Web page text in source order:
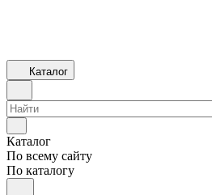
Каталог
Каталог
По всему сайту
По каталогу